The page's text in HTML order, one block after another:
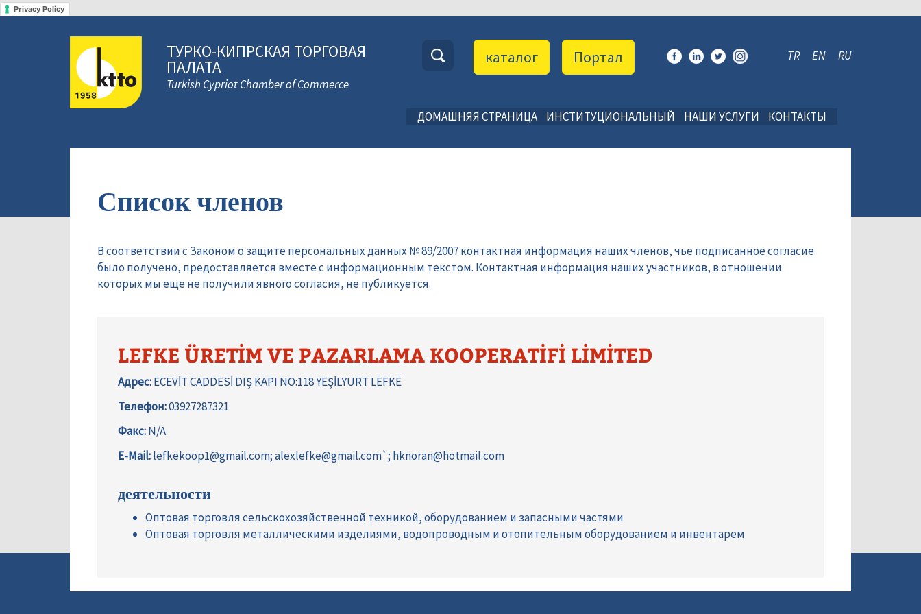
Privacy Policy
ТУРКО-КИПРСКАЯ ТОРГОВАЯ
ПАЛАТА
Turkish Cypriot Chamber of Commerce
TR EN RU
Портал
каталог
ДОМАШНЯЯ СТРАНИЦА ИНСТИТУЦИОНАЛЬНЫЙ НАШИ УСЛУГИ КОНТАКТЫ
Список членов
В соответствии с Законом о защите персональных данных № 89/2007 контактная информация наших членов, чье подписанное согласие
было получено, предоставляется вместе с информационным текстом. Контактная информация наших участников, в отношении
которых мы еще не получили явного согласия, не публикуется.
LEFKE ÜRETİM VE PAZARLAMA KOOPERATİFİ LİMİTED
Адрес:ECEVİT CADDESİ DIŞ KAPI NO:118 YEŞİLYURT LEFKE
Телефон:03927287321
Факс:N/A
E-Mail:lefkekoop1@gmail.com; alexlefke@gmail.com`; hknoran@hotmail.com
деятельности
Оптовая торговля сельскохозяйственной техникой, оборудованием и запасными частями
Оптовая торговля металлическими изделиями, водопроводным и отопительным оборудованием и инвентарем